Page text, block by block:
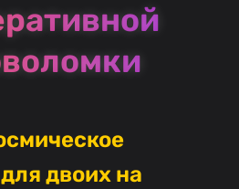
двоих на